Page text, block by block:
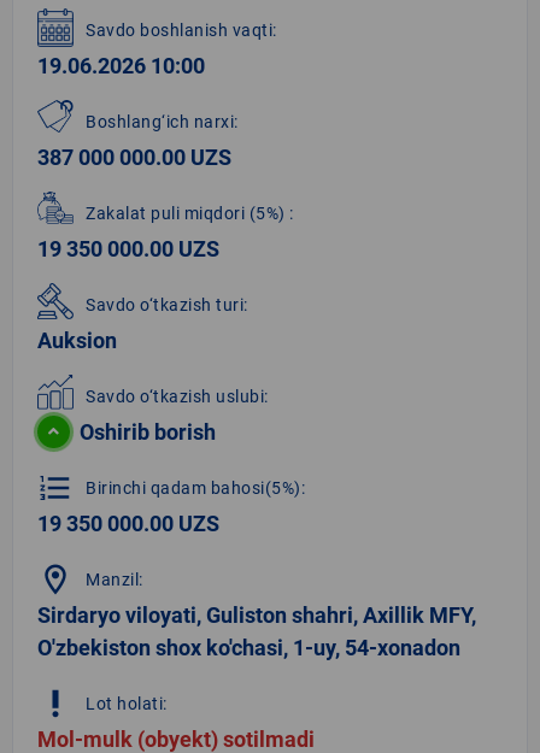
Savdo boshlanish vaqti:
19.06.2026 10:00
Boshlang‘ich narxi:
387 000 000.00 UZS
Zakalat puli miqdori (5%) :
19 350 000.00 UZS
Savdo o‘tkazish turi:
Auksion
Savdo o‘tkazish uslubi:
Oshirib borish
format_list_numbered Birinchi qadam bahosi(5%):
19 350 000.00 UZS
location_on Manzil:
Sirdaryo viloyati, Guliston shahri, Axillik MFY,
O'zbekiston shox ko'chasi, 1-uy, 54-xonadon
priority_high Lot holati:
Mol-mulk (obyekt) sotilmadi